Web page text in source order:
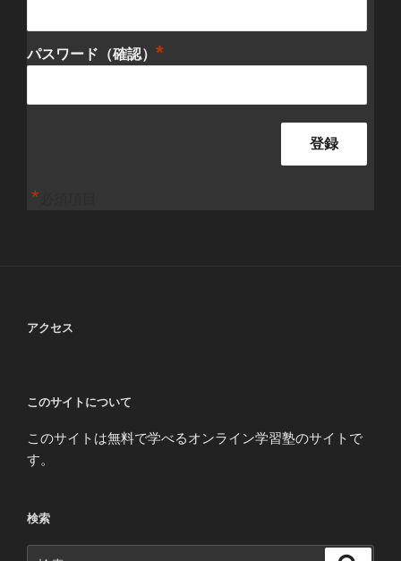
パスワード（確認） *
*
アクセス
このサイトについて
このサイトは無料で学べるオンライン学習塾のサイトで
す。
検索